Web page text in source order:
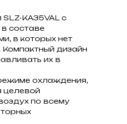
KA35VAL с
составе
в которых нет
Компактный дизайн
их в
охлаждения,
целевой
по всему